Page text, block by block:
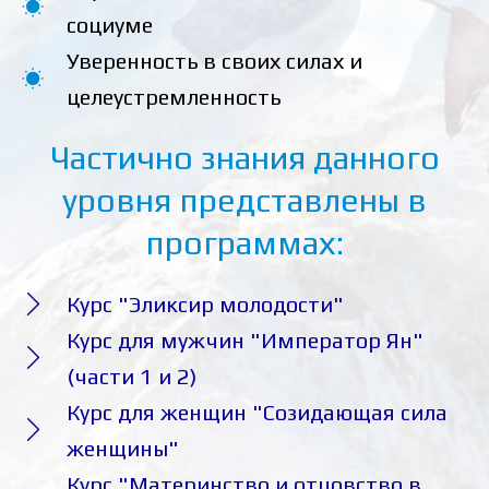
социуме
Уверенность в своих силах и
целеустремленность
Частично знания данного
уровня представлены в
программах:
Курс "Эликсир молодости"
Курс для мужчин "Император Ян"
(части 1 и 2)
Курс для женщин "Созидающая сила
женщины"
Курс "Материнство и отцовство в